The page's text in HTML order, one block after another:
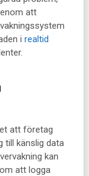
att
i realtid
att företag
till känslig data
kan
att logga